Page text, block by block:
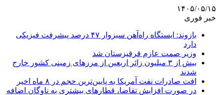
۱۴۰۵/۰۵/۱۵
خبر فوری
بازوند: ایستگاه راه‌آهن سبزوار ۴۷ درصد پیشرفت فیزیکی
دارد
وزیر صمت عازم قرقیزستان شد
بیش از ۳ میلیون زائر اربعین از مرزهای زمینی کشور خارج
شدند
افت صادرات نفت آمریکا به پایین‌ترین حجم در ۸ ماه اخیر
در صورت افزایش تقاضا، قطارهای بیشتری به ناوگان اضافه